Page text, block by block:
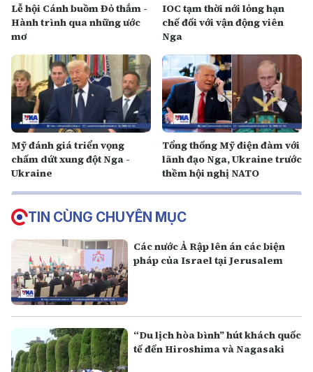
Lễ hội Cánh buồm Đỏ thắm -
Hành trình qua những ước
mơ
IOC tạm thời nới lỏng hạn
chế đối với vận động viên
Nga
Mỹ đánh giá triển vọng
chấm dứt xung đột Nga -
Ukraine
Tổng thống Mỹ điện đàm với
lãnh đạo Nga, Ukraine trước
thềm hội nghị NATO
TIN CÙNG CHUYÊN MỤC
Các nước Ả Rập lên án các biện
pháp của Israel tại Jerusalem
“Du lịch hòa bình” hút khách quốc
tế đến Hiroshima và Nagasaki